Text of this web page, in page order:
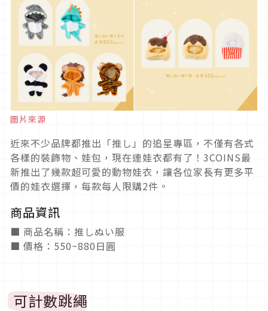
圖片來源
近來不少品牌都推出「推し」的追星專區，不僅有各式
各樣的裝飾物、娃包，現在連娃衣都有了！3COINS最
新推出了幾款超可愛的動物娃衣，讓各位家長有更多平
價的娃衣選擇，每款每人限購2件。
商品資訊
■ 商品名稱：推しぬい服
■ 價格：550~880日圓
可計數跳繩